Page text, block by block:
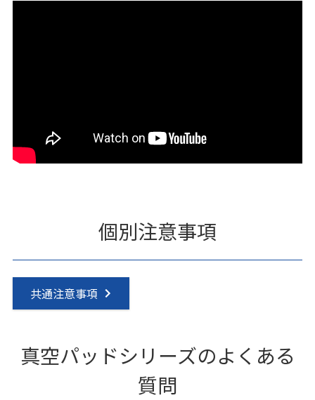
個別注意事項
共通注意事項
真空パッドシリーズのよくある
質問